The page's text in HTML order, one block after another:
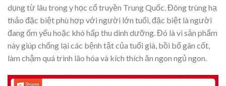
dụng từ lâu trong y học cổ truyền Trung Quốc. Đông trùng hạ
thảo đặc biệt phù hợp với người lớn tuổi, đặc biệt là người
đang ốm yếu hoặc khó hấp thu dinh dưỡng. Đó là vì sản phẩm
này giúp chống lại các bệnh tật của tuổi già, bồi bổ gân cốt,
làm chậm quá trình lão hóa và kích thích ăn ngon ngủ ngon.